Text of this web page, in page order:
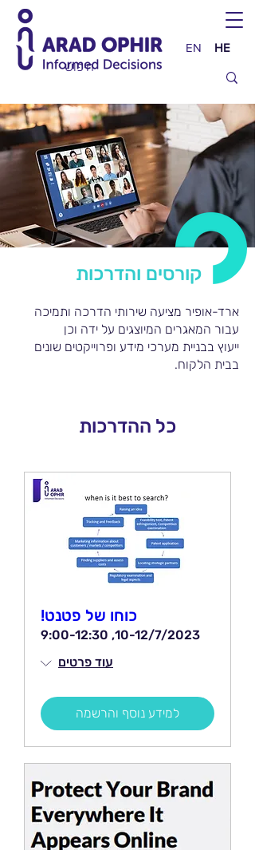
EN HE
קורסים והדרכות
ארד-אופיר מציעה שירותי הדרכה ותמיכה
עבור המאגרים המיוצגים על ידה וכן
ייעוץ בבניית מערכי מידע ופרוייקטים שונים
בבית הלקוח.
כל ההדרכות
כוחו של פטנט!
10-12/7/2023, 9:00-12:30
עוד פרטים
למידע נוסף והרשמה